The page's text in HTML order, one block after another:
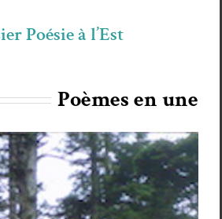
Poésie à l’Est
Poèmes en une